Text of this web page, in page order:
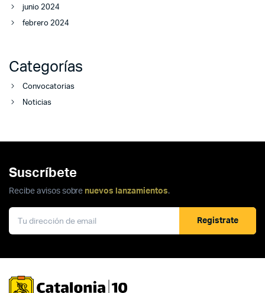
junio 2024
febrero 2024
Categorías
Convocatorias
Noticias
Suscríbete
Recibe avisos sobre nuevos lanzamientos.
Registrate